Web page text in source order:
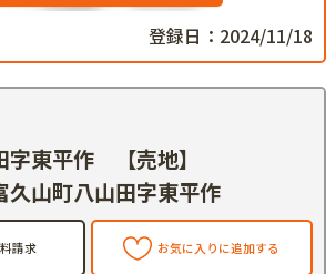
登録日：2024/11/18
字東平作 【売地】
久山町八山田字東平作
請求 お気に入りに追加する